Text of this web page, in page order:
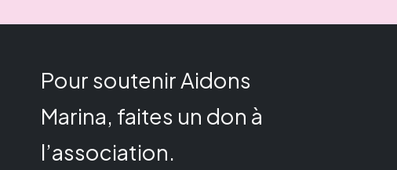
Pour soutenir Aidons
Marina, faites un don à
l’association.